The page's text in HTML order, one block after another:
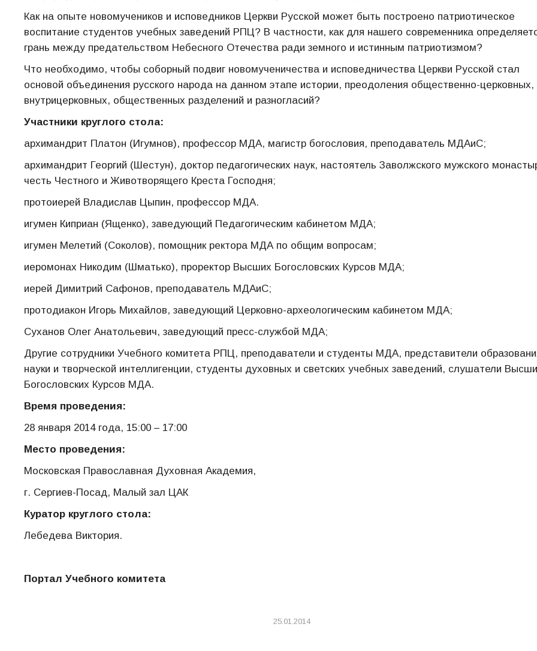
Как на опыте новомучеников и исповедников Церкви Русской может быть построено патриотическое
воспитание студентов учебных заведений РПЦ? В частности, как для нашего современника
грань между предательством Небесного Отечества ради земного и истинным патриотизмом?
Что необходимо, чтобы соборный подвиг новомученичества и исповедничества Церкви Русской стал
основой объединения русского народа на данном этапе истории, преодоления общественно-церковных,
внутрицерковных, общественных разделений и разногласий?
Участники круглого стола:
архимандрит Платон (Игумнов), профессор МДА, магистр богословия, преподаватель МДАиС;
архимандрит Георгий (Шестун), доктор педагогических наук, настоятель Заволжского мужского
честь Честного и Животворящего Креста Господня;
протоиерей Владислав Цыпин, профессор МДА.
игумен Киприан (Ященко), заведующий Педагогическим кабинетом МДА;
игумен Мелетий (Соколов), помощник ректора МДА по общим вопросам;
иеромонах Никодим (Шматько), проректор Высших Богословских Курсов МДА;
иерей Димитрий Сафонов, преподаватель МДАиС;
протодиакон Игорь Михайлов, заведующий Церковно-археологическим кабинетом МДА;
Суханов Олег Анатольевич, заведующий пресс-службой МДА;
Другие сотрудники Учебного комитета РПЦ, преподаватели и студенты МДА, представители
науки и творческой интеллигенции, студенты духовных и светских учебных заведений, слушатели
Богословских Курсов МДА.
Время проведения:
28 января 2014 года, 15:00 – 17:00
Место проведения:
Московская Православная Духовная Академия,
г. Сергиев-Посад, Малый зал ЦАК
Куратор круглого стола:
Лебедева Виктория.
Портал Учебного комитета
25.01.2014